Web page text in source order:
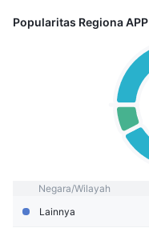
Popularitas Regiona APP
Negara/Wilayah
Lainnya